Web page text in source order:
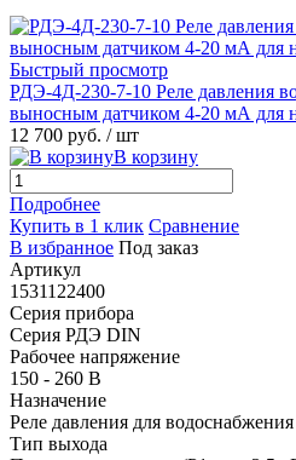
Быстрый просмотр
РДЭ-4Д-230-7-10 Реле давления
выносным датчиком 4-20 мА для
12 700 руб. / шт
В корзину
Подробнее
Купить в 1 клик Сравнение
В избранное Под заказ
Артикул
1531122400
Серия прибора
Серия РДЭ DIN
Рабочее напряжение
150 - 260 В
Назначение
Реле давления для
Тип выхода